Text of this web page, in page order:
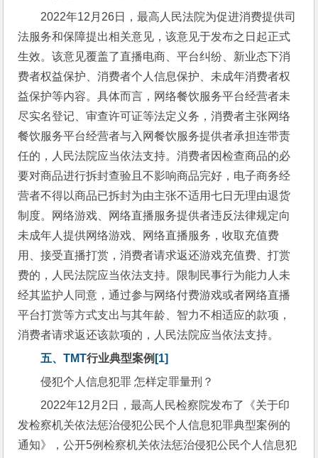
2022年12月26日，最高人民法院为促进消费提供司
法服务和保障提出相关意见，该意见于发布之日起正式
生效。该意见覆盖了直播电商、平台纠纷、新业态下消
费者权益保护、消费者个人信息保护、未成年消费者权
益保护等内容。具体而言，网络餐饮服务平台经营者未
尽实名登记、审查许可证等法定义务，消费者主张网络
餐饮服务平台经营者与入网餐饮服务提供者承担连带责
任的，人民法院应当依法支持。消费者因检查商品的必
要对商品进行拆封查验且不影响商品完好，电子商务经
营者不得以商品已拆封为由主张不适用七日无理由退货
制度。网络游戏、网络直播服务提供者违反法律规定向
未成年人提供网络游戏、网络直播服务，收取充值费
用、接受直播打赏，消费者请求返还游戏充值费、打赏
费的，人民法院应当依法支持。限制民事行为能力人未
经其监护人同意，通过参与网络付费游戏或者网络直播
平台打赏等方式支出与其年龄、智力不相适应的款项，
消费者请求返还该款项的，人民法院应当依法支持。
五、TMT行业典型案例 [1]
侵犯个人信息犯罪 怎样定罪量刑？
2022年12月2日，最高人民检察院发布了《关于印
发检察机关依法惩治侵犯公民个人信息犯罪典型案例的
通知》，公开5例检察机关依法惩治侵犯公民个人信息犯